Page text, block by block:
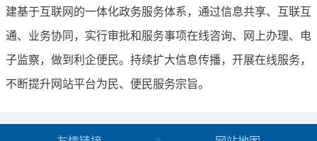
建基于互联网的一体化政务服务体系，通过信息共享、互联互
通、业务协同，实行审批和服务事项在线咨询、网上办理、电
子监察，做到利企便民。持续扩大信息传播，开展在线服务，
不断提升网站平台为民、便民服务宗旨。